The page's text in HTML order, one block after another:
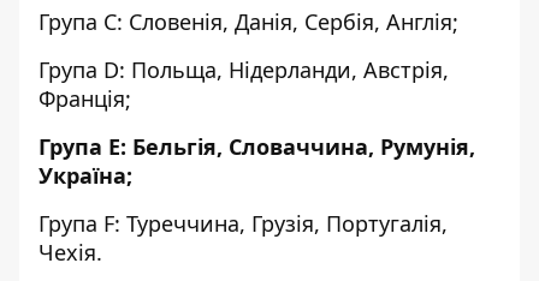
Група С: Словенія, Данія, Сербія, Англія;
Група D: Польща, Нідерланди, Австрія,
Франція;
Група E: Бельгія, Словаччина, Румунія,
Україна;
Група F: Туреччина, Грузія, Португалія,
Чехія.